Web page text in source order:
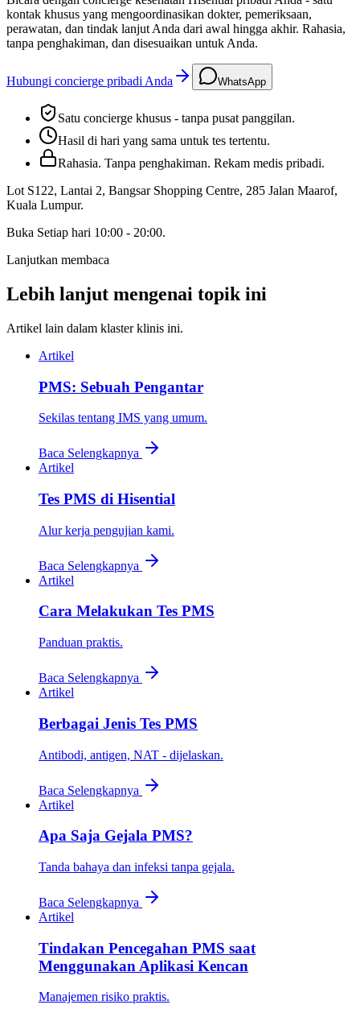
kontak khusus yang mengoordinasikan dokter, pemeriksaan,
perawatan, dan tindak lanjut Anda dari awal hingga akhir. Rahasia,
tanpa penghakiman, dan disesuaikan untuk Anda.
Hubungi concierge pribadi Anda WhatsApp
Satu concierge khusus - tanpa pusat panggilan.
Hasil di hari yang sama untuk tes tertentu.
Rahasia. Tanpa penghakiman. Rekam medis pribadi.
Lot S122, Lantai 2, Bangsar Shopping Centre, 285 Jalan Maarof,
Kuala Lumpur.
Buka Setiap hari 10:00 - 20:00.
Lanjutkan membaca
Lebih lanjut mengenai topik ini
Artikel lain dalam klaster klinis ini.
Artikel
PMS: Sebuah Pengantar
Sekilas tentang IMS yang umum.
Baca Selengkapnya
Artikel
Tes PMS di Hisential
Alur kerja pengujian kami.
Baca Selengkapnya
Artikel
Cara Melakukan Tes PMS
Panduan praktis.
Baca Selengkapnya
Artikel
Berbagai Jenis Tes PMS
Antibodi, antigen, NAT - dijelaskan.
Baca Selengkapnya
Artikel
Apa Saja Gejala PMS?
Tanda bahaya dan infeksi tanpa gejala.
Baca Selengkapnya
Artikel
Tindakan Pencegahan PMS saat
Menggunakan Aplikasi Kencan
Manajemen risiko praktis.